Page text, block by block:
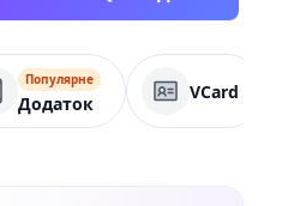
Популярне
Додаток
VCard